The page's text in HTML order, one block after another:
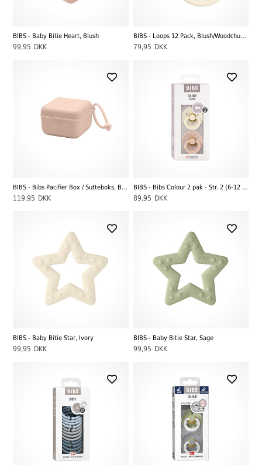
BIBS - Baby Bitie Heart, Blush
99,95 DKK
BIBS - Loops 12 Pack, Blush/Woodchuck/Ivory
79,95 DKK
BIBS - Bibs Pacifier Box / Sutteboks, Blush
119,95 DKK
BIBS - Bibs Colour 2 pak - Str. 2 (6-12 MDR), Ivory/Blush
89,95 DKK
BIBS - Baby Bitie Star, Ivory
99,95 DKK
BIBS - Baby Bitie Star, Sage
99,95 DKK